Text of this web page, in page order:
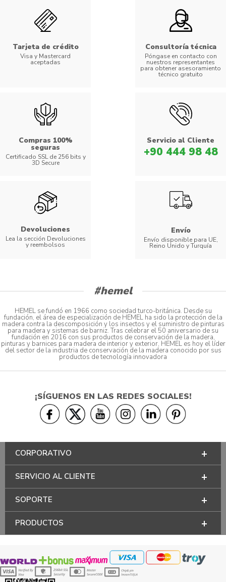
Tarjeta de crédito
Visa y Mastercard
aceptadas
Consultoría técnica
Póngase en contacto con
nuestros representantes
para obtener asesoramiento
técnico gratuito
Compras 100%
seguras
Certificado SSL de 256 bits y
3D Secure
Servicio al Cliente
+90 444 98 48
Devoluciones
Lea la sección Devoluciones
y reembolsos
Envío
Envío disponible para UE,
Reino Unido y Turquía
#hemel
HEMEL se fundó en 1966 como sociedad turco-británica. Desde su
fundación, el área de especialización de HEMEL ha sido la protección de la
madera contra la descomposición y los insectos y el suministro de pinturas
para madera y sistemas de barniz. Tras celebrar el 50 aniversario de su
fundación en 2016 con sus productos de conservación de la madera,
pinturas y barnices para madera de interior y exterior, HEMEL es hoy el líder
del sector de la industria de conservación de la madera conocido por sus
productos de tecnología innovadora
¡SÍGUENOS EN LAS REDES SOCIALES!
CORPORATIVO
SERVICIO AL CLIENTE
SOPORTE
PRODUCTOS